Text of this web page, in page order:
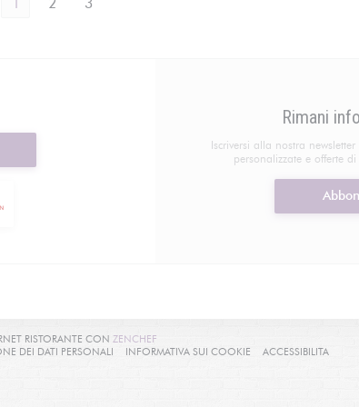
Rimani
Iscriversi alla nostra
personalizzate e offerte
RISTORANTE CON ZENCHEF
DEI DATI PERSONALI ((APRE UNA NUOVA FINESTRA))
INFORMATIVA SUI COOKIE ((APRE UNA NUOVA
ACCESSIBILITA